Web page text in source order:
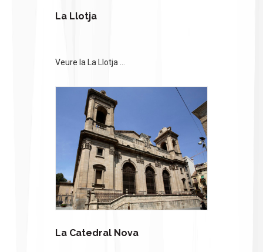
La Llotja
Veure la La Llotja ...
La Catedral Nova